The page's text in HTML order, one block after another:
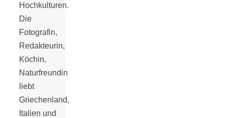
Hochkulturen.
Die
Fotografin,
Redakteurin,
Köchin,
Naturfreundin
liebt
Griechenland,
Italien und